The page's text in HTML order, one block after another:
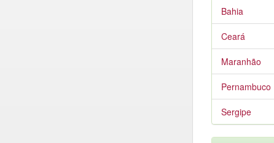
Bahia
Ceará
Maranhão
Pernambuco
Sergipe